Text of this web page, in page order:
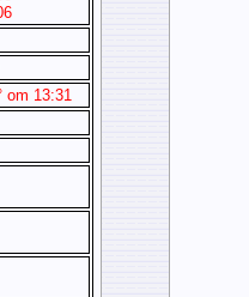
om 13:31